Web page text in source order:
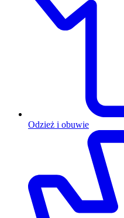
Odzież i obuwie